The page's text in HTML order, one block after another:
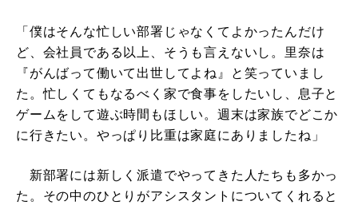
「僕はそんな忙しい部署じゃなくてよかったんだけ
ど、会社員である以上、そうも言えないし。里奈は
『がんばって働いて出世してよね』と笑っていまし
た。忙しくてもなるべく家で食事をしたいし、息子と
ゲームをして遊ぶ時間もほしい。週末は家族でどこか
に行きたい。やっぱり比重は家庭にありましたね」
新部署には新しく派遣でやってきた人たちも多かっ
た。その中のひとりがアシスタントについてくれると